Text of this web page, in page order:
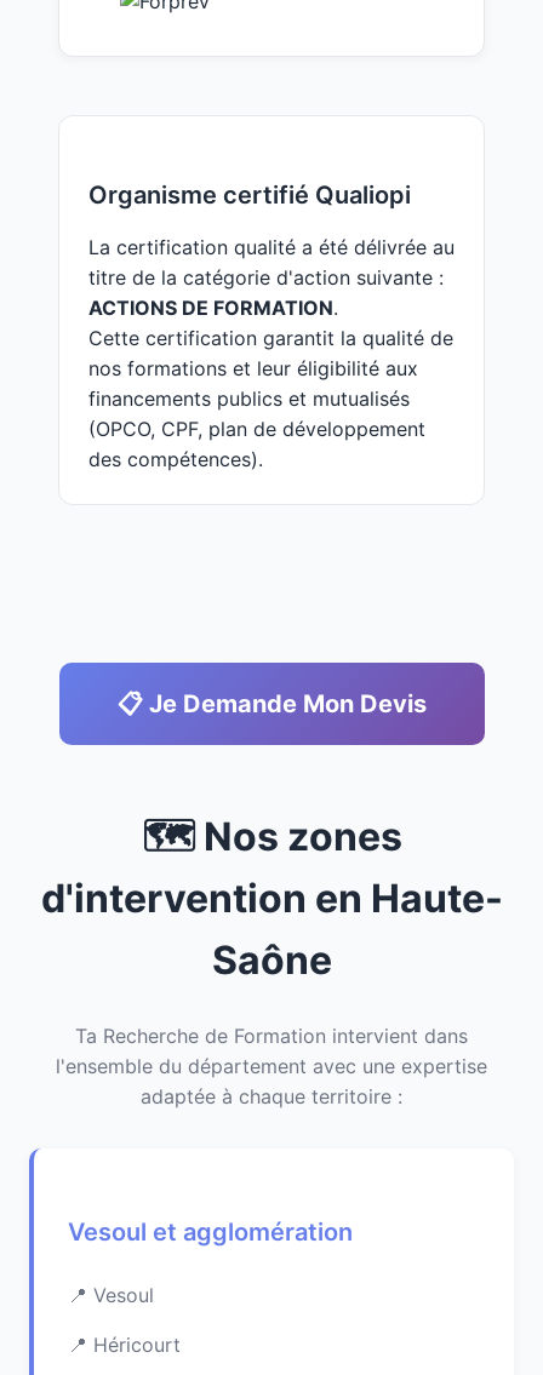
Organisme certifié Qualiopi
La certification qualité a été délivrée au
titre de la catégorie d'action suivante :
ACTIONS DE FORMATION.
Cette certification garantit la qualité de
nos formations et leur éligibilité aux
financements publics et mutualisés
(OPCO, CPF, plan de développement
des compétences).
📋 Je Demande Mon Devis
🗺️ Nos zones
d'intervention en Haute-
Saône
Ta Recherche de Formation intervient dans
l'ensemble du département avec une expertise
adaptée à chaque territoire :
Vesoul et agglomération
Vesoul
Héricourt